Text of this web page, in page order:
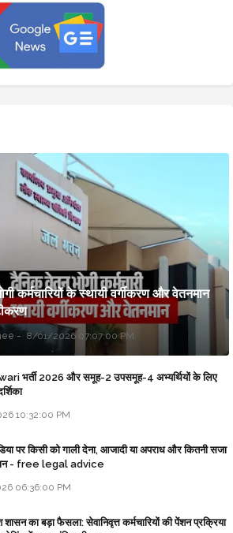
कर्मचारियों के स्थायी वर्गीकरण और वेतनमान
8/01/2026 07:07:00 PM
भर्ती 2026 और समूह-2 उपसमूह-4 अभ्यर्थियों के लिए
10:32:00 PM
पर किसी को गाली देना, आजादी या अपराध और कितनी सजा
- free legal advice
06:36:00 PM
का बड़ा फैसला: सेवानिवृत्त कर्मचारियों की पेंशन प्रक्रिया